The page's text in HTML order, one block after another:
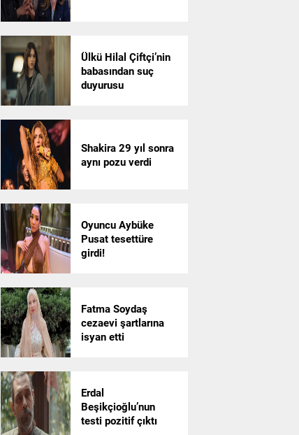
Ülkü Hilal Çiftçi’nin
babasından suç
duyurusu
Shakira 29 yıl sonra
aynı pozu verdi
Oyuncu Aybüke
Pusat tesettüre
girdi!
Fatma Soydaş
cezaevi şartlarına
isyan etti
Erdal
Beşikçioğlu’nun
testi pozitif çıktı